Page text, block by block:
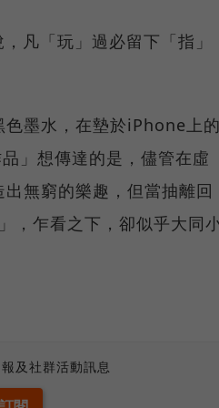
凡「玩」過必留下「指」
墨水，在墊於iPhone上
」想傳達的是，儘管在虛
無窮的樂趣，但當抽離回
，乍看之下，卻似乎大同
及社群活動訊息